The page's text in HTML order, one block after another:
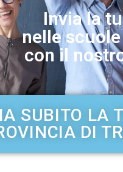
Invia la
nelle
con il
SUBITO LA
DI